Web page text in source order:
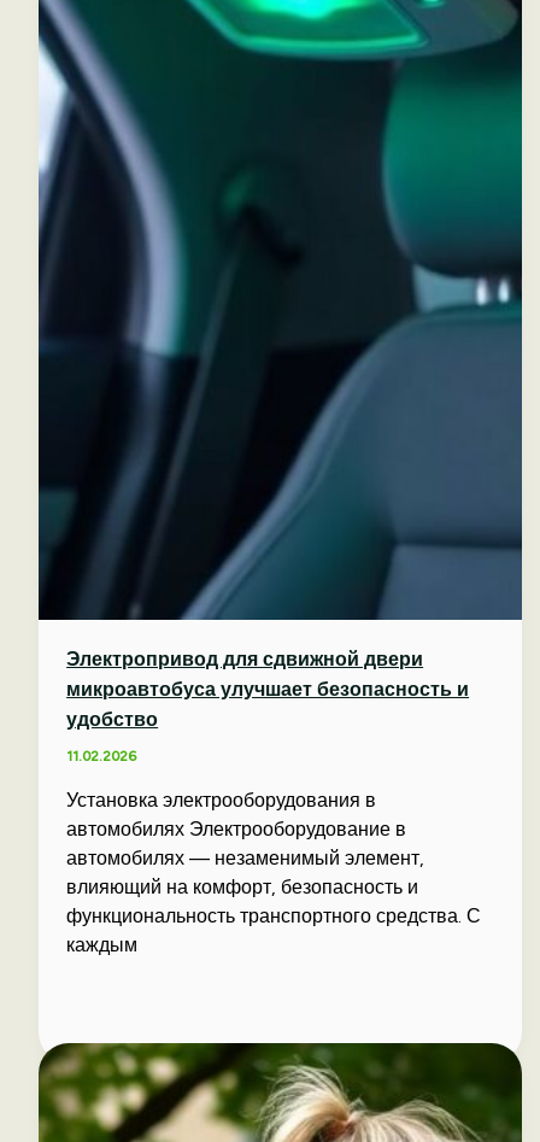
Электропривод для сдвижной двери
микроавтобуса улучшает безопасность и
удобство
11.02.2026
Установка электрооборудования в
автомобилях Электрооборудование в
автомобилях — незаменимый элемент,
влияющий на комфорт, безопасность и
функциональность транспортного средства. С
каждым